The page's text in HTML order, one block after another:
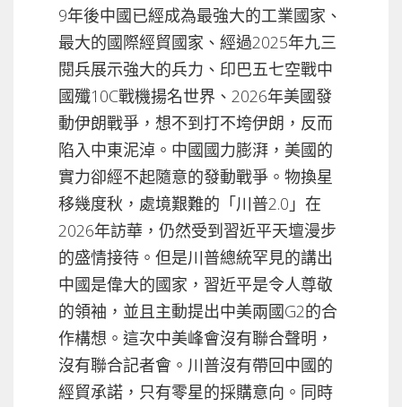
9年後中國已經成為最強大的工業國家、
最大的國際經貿國家、經過2025年九三
閱兵展示強大的兵力、印巴五七空戰中
國殲10C戰機揚名世界、2026年美國發
動伊朗戰爭，想不到打不垮伊朗，反而
陷入中東泥淖。中國國力膨湃，美國的
實力卻經不起隨意的發動戰爭。物換星
移幾度秋，處境艱難的「川普2.0」在
2026年訪華，仍然受到習近平天壇漫步
的盛情接待。但是川普總統罕見的講出
中國是偉大的國家，習近平是令人尊敬
的領袖，並且主動提出中美兩國G2的合
作構想。這次中美峰會沒有聯合聲明，
沒有聯合記者會。川普沒有帶回中國的
經貿承諾，只有零星的採購意向。同時